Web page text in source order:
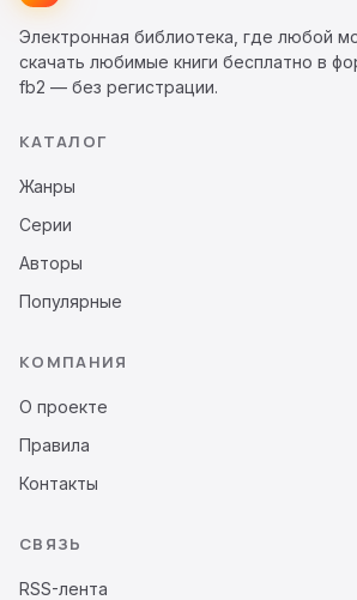
Электронная библиотека, где любой
скачать любимые книги бесплатно в
fb2 — без регистрации.
КАТАЛОГ
Жанры
Серии
Авторы
Популярные
КОМПАНИЯ
О проекте
Правила
Контакты
СВЯЗЬ
RSS-лента